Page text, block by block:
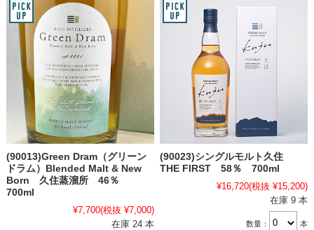
(90013)Green Dram（グリーン
ドラム）Blended Malt & New
Born 久住蒸溜所 46％
700ml
¥7,700(税抜 ¥7,000)
在庫 24 本
(90023)シングルモルト久住
THE FIRST 58％ 700ml
¥16,720(税抜 ¥15,200)
在庫 9 本
数量： 本